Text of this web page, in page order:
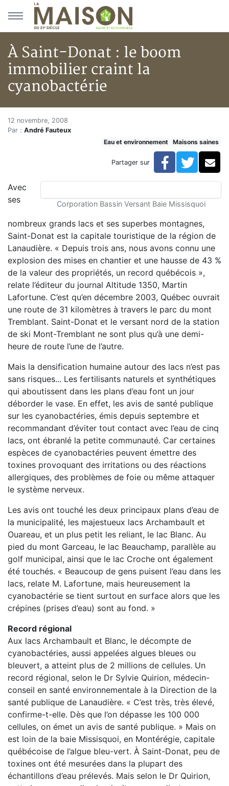
Aller au menu principal
Aller au contenu principal
À Saint-Donat : le boom
immobilier craint la
cyanobactérie
Accueil
Articles
Hypersensibilités environnementales
À Saint-Donat : le boom immobilier craint la
À Saint-Donat : le boom
12 novembre, 2008
Par : André Fauteux
Eau et environnement
Maisons saines
Partager sur Facebook
Corporation Bassin Versant Baie Missisquoi
Avec
ses
nombreux grands lacs et ses superbes montagnes,
Saint-Donat est la capitale touristique de la région de
Lanaudière. « Depuis trois ans, nous avons connu une
explosion des mises en chantier et une hausse de 43 %
de la valeur des propriétés, un record québécois »,
relate l’éditeur du journal Altitude 1350, Martin
Lafortune. C’est qu’en décembre 2003, Québec ouvrait
une route de 31 kilomètres à travers le parc du mont
Tremblant. Saint-Donat et le versant nord de la station
de ski Mont-Tremblant ne sont plus qu’à une demi-
heure de route l’une de l’autre.
Mais la densification humaine autour des lacs n’est pas
sans risques... Les fertilisants naturels et synthétiques
qui aboutissent dans les plans d’eau font un jour
déborder le vase. En effet, les avis de santé publique
sur les cyanobactéries, émis depuis septembre et
recommandant d’éviter tout contact avec l’eau de cinq
lacs, ont ébranlé la petite communauté. Car certaines
espèces de cyanobactéries peuvent émettre des
toxines provoquant des irritations ou des réactions
allergiques, des problèmes de foie ou même attaquer
le système nerveux.
Les avis ont touché les deux principaux plans d’eau de
la municipalité, les majestueux lacs Archambault et
Ouareau, et un plus petit les reliant, le lac Blanc. Au
pied du mont Garceau, le lac Beauchamp, parallèle au
golf municipal, ainsi que le lac Croche ont également
été touchés. « Beaucoup de gens puisent l’eau dans les
lacs, relate M. Lafortune, mais heureusement la
cyanobactérie se tient surtout en surface alors que les
crépines (prises d’eau) sont au fond. »
Record régional
Aux lacs Archambault et Blanc, le décompte de
cyanobactéries, aussi appelées algues bleues ou
bleuvert, a atteint plus de 2 millions de cellules. Un
record régional, selon le Dr Sylvie Quirion, médecin-
conseil en santé environnementale à la Direction de la
santé publique de Lanaudière. « C’est très, très élevé,
confirme-t-elle. Dès que l’on dépasse les 100 000
cellules, on émet un avis de santé publique. » Mais on
est loin de la baie Missisquoi, en Montérégie, capitale
québécoise de l’algue bleu-vert. À Saint-Donat, peu de
toxines ont été mesurées dans la plupart des
échantillons d’eau prélevés. Mais selon le Dr Quirion,